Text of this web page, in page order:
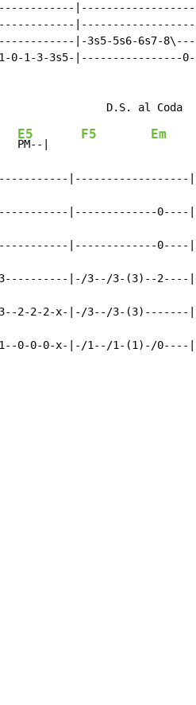
|------------------|
|------------------|
|-3s5-5s6-6s7-8\---|
1-3-3s5-|----------------0-|
E5
PM--|
F5 Em
|------------------|
|-------------0----|
|-------------0----|
|-/3--/3-(3)--2----|
2-2-2-x-|-/3--/3-(3)-------|
0-0-0-x-|-/1--/1-(1)-/0----|